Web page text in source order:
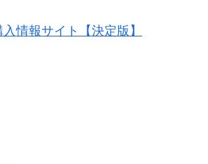
情報サイト【決定版】